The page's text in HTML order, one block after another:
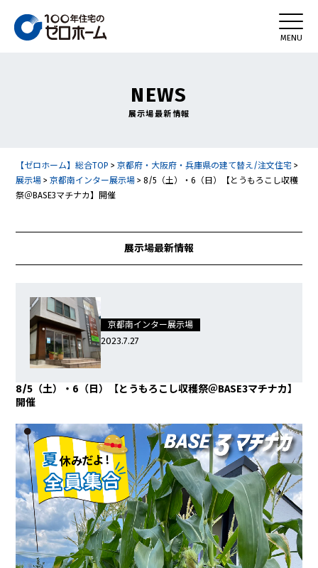
NEWS
展示場最新情報
【ゼロホーム】総合TOP >京都府・大阪府・兵庫県の建て替え/注文住宅 >
展示場 >京都南インター展示場 >8/5（土）・6（日）【とうもろこし収穫
祭＠BASE3マチナカ】開催
展示場最新情報
京都南インター展示場
2023.7.27
8/5（土）・6（日）【とうもろこし収穫祭＠BASE3マチナカ】
開催